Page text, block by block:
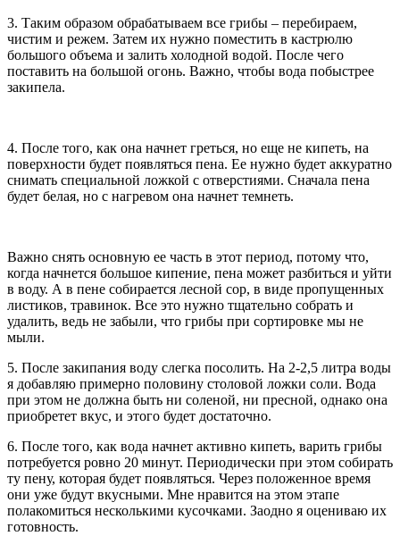
3. Таким образом обрабатываем все грибы – перебираем,
чистим и режем. Затем их нужно поместить в кастрюлю
большого объема и залить холодной водой. После чего
поставить на большой огонь. Важно, чтобы вода побыстрее
закипела.
4. После того, как она начнет греться, но еще не кипеть, на
поверхности будет появляться пена. Ее нужно будет аккуратно
снимать специальной ложкой с отверстиями. Сначала пена
будет белая, но с нагревом она начнет темнеть.
Важно снять основную ее часть в этот период, потому что,
когда начнется большое кипение, пена может разбиться и уйти
в воду. А в пене собирается лесной сор, в виде пропущенных
листиков, травинок. Все это нужно тщательно собрать и
удалить, ведь не забыли, что грибы при сортировке мы не
мыли.
5. После закипания воду слегка посолить. На 2-2,5 литра воды
я добавляю примерно половину столовой ложки соли. Вода
при этом не должна быть ни соленой, ни пресной, однако она
приобретет вкус, и этого будет достаточно.
6. После того, как вода начнет активно кипеть, варить грибы
потребуется ровно 20 минут. Периодически при этом собирать
ту пену, которая будет появляться. Через положенное время
они уже будут вкусными. Мне нравится на этом этапе
полакомиться несколькими кусочками. Заодно я оцениваю их
готовность.